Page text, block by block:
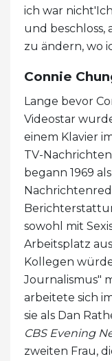
ich war
und beschloss,
zu ändern, wo
Connie
Lange bevor
Videostar
einem Klavier
TV-
begann 1969
sowohl mit
Arbeitsplatz
Kollegen
Journalismus"
arbeitete sich
sie als Dan
CBS Evening
zweiten Frau,